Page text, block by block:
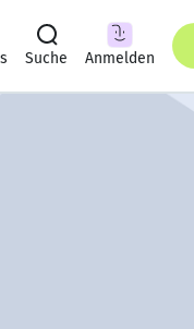
Suche Anmelden